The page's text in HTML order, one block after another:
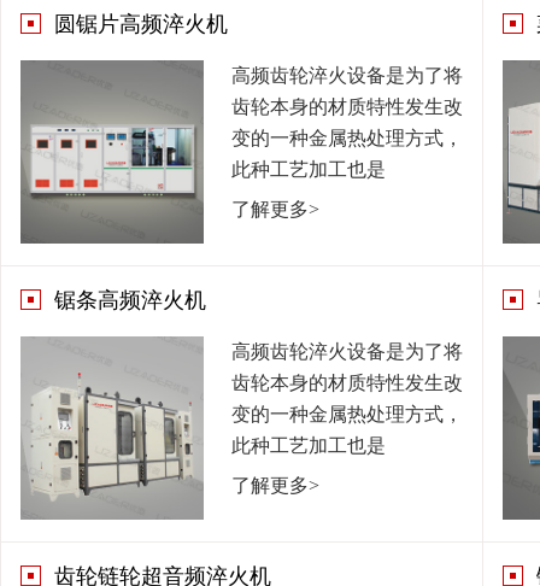
圆锯片高频淬火机
高频齿轮淬火设备是为了将
齿轮本身的材质特性发生改
变的一种金属热处理方式，
此种工艺加工也是
了解更多>
锯条高频淬火机
高频齿轮淬火设备是为了将
齿轮本身的材质特性发生改
变的一种金属热处理方式，
此种工艺加工也是
了解更多>
齿轮链轮超音频淬火机